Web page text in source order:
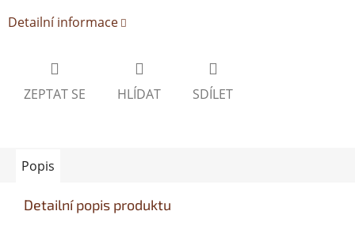
Detailní informace
ZEPTAT SE HLÍDAT SDÍLET
Popis
Detailní popis produktu